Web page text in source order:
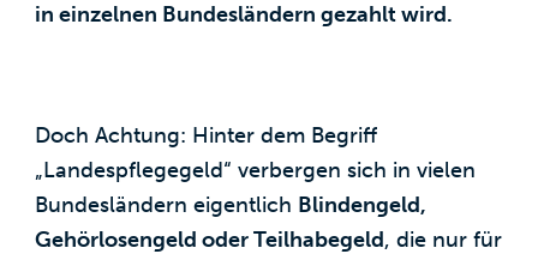
in einzelnen Bundesländern gezahlt wird.
Doch Achtung: Hinter dem Begriff
„Landespflegegeld“ verbergen sich in vielen
Bundesländern eigentlich Blindengeld,
Gehörlosengeld oder Teilhabegeld, die nur für